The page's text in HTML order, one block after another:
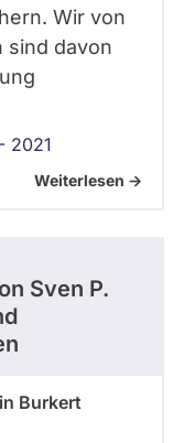
Wir von
sind davon
2021
Weiterlesen ->
Sven P.
Burkert